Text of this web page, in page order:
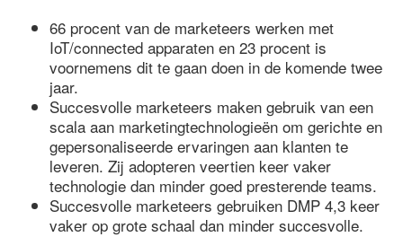
66 procent van de marketeers werken met
IoT/connected apparaten en 23 procent is
voornemens dit te gaan doen in de komende twee
jaar.
Succesvolle marketeers maken gebruik van een
scala aan marketingtechnologieën om gerichte en
gepersonaliseerde ervaringen aan klanten te
leveren. Zij adopteren veertien keer vaker
technologie dan minder goed presterende teams.
Succesvolle marketeers gebruiken DMP 4,3 keer
vaker op grote schaal dan minder succesvolle.